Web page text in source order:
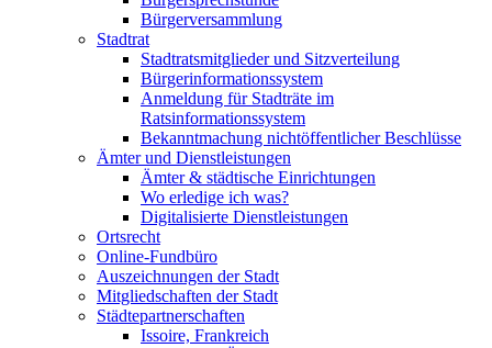
Bürgerversammlung
Stadtrat
Stadtratsmitglieder und Sitzverteilung
Bürgerinformationssystem
Anmeldung für Stadträte im
Ratsinformationssystem
Bekanntmachung nichtöffentlicher Beschlüsse
Ämter und Dienstleistungen
Ämter & städtische Einrichtungen
Wo erledige ich was?
Digitalisierte Dienstleistungen
Ortsrecht
Online-Fundbüro
Auszeichnungen der Stadt
Mitgliedschaften der Stadt
Städtepartnerschaften
Issoire, Frankreich